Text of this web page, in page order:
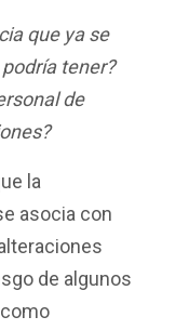
que ya se
tener?
de
la
asocia con
de algunos